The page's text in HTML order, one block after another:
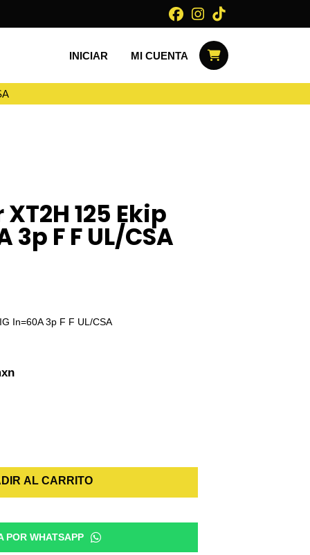
INICIAR MI CUENTA
125 Ekip
3p F F UL/CSA
In=60A 3p F F UL/CSA
AL CARRITO
POR WHATSAPP